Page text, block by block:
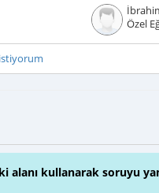
Özel
alanı kullanarak soruyu